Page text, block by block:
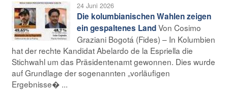
24 Juni 2026
Die kolumbianischen Wahlen zeigen
ein gespaltenes LandVon Cosimo
Graziani Bogotá (Fides) – In Kolumbien
hat der rechte Kandidat Abelardo de la Espriella die
Stichwahl um das Präsidentenamt gewonnen. Dies wurde
auf Grundlage der sogenannten „vorläufigen
Ergebnisse� ...